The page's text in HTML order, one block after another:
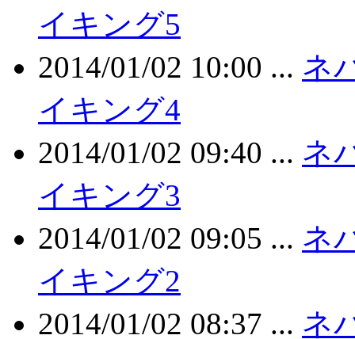
イキング5
2014/01/02 10:00 ... ネ
イキング4
2014/01/02 09:40 ... ネ
イキング3
2014/01/02 09:05 ... ネ
イキング2
2014/01/02 08:37 ... ネ